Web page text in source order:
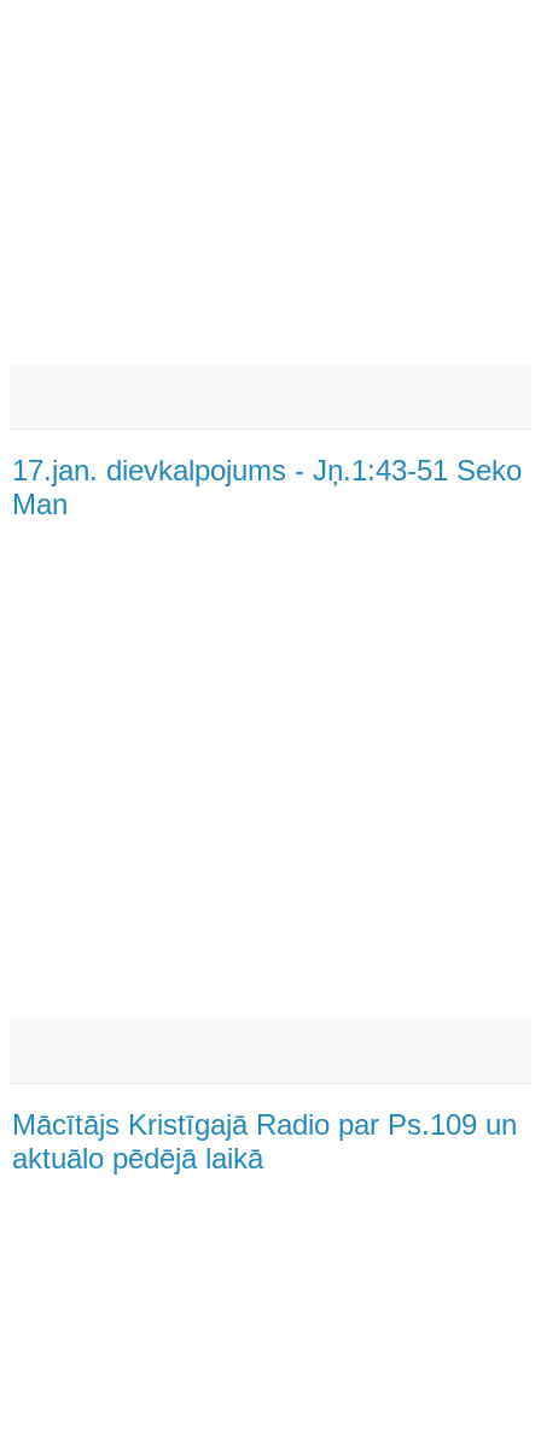
17.jan. dievkalpojums - Jņ.1:43-51 Seko
Man
Mācītājs Kristīgajā Radio par Ps.109 un
aktuālo pēdējā laikā